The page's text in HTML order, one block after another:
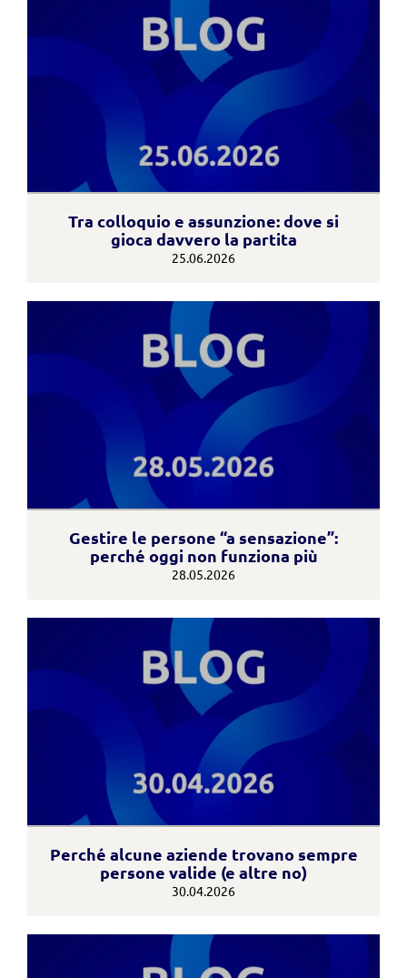
Tra colloquio e assunzione: dove si
gioca davvero la partita
25.06.2026
Gestire le persone “a sensazione”:
perché oggi non funziona più
28.05.2026
Perché alcune aziende trovano sempre
persone valide (e altre no)
30.04.2026